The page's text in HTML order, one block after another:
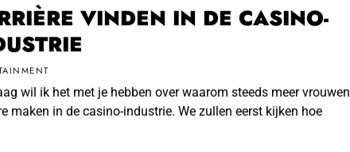
VINDEN IN DE CASINO-
wil ik het met je hebben over waarom steeds meer vrouwen
maken in de casino-industrie. We zullen eerst kijken hoe